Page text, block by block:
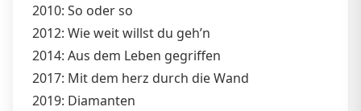
2010: So oder so
2012: Wie weit willst du geh’n
2014: Aus dem Leben gegriffen
2017: Mit dem herz durch die Wand
2019: Diamanten